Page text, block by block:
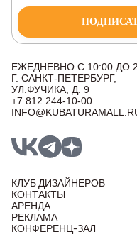
ЕЖЕДНЕВНО С 10:00 ДО
Г. САНКТ-ПЕТЕРБУРГ,
УЛ.ФУЧИКА, Д. 9
+7 812 244-10-00
КЛУБ ДИЗАЙНЕРОВ
КОНТАКТЫ
АРЕНДА
РЕКЛАМА
КОНФЕРЕНЦ-ЗАЛ